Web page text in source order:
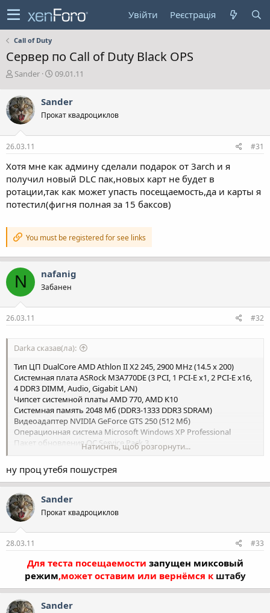
Увійти Реєстрація
Call of Duty
Cервер по Call of Duty Black OPS
А
т
о
р
т
е
м
Sander
Д
а
с
в
е
н
н
я
09.01.11
Sander
Прокат квадроциклов
26.03.11 #31
Хотя мне как админу сделали подарок от 3arch и я
получил новый DLC пак,новых карт не будет в
ротации,так как может упасть посещаемость,да и карты я
потестил(фигня полная за 15 баксов)
You must be registered for see links
N nafanig
Забанен
26.03.11 #32
Darka сказав(ла):
Тип ЦП DualCore AMD Athlon II X2 245, 2900 MHz (14.5 x 200)
Системная плата ASRock M3A770DE (3 PCI, 1 PCI-E x1, 2 PCI-E x16,
4 DDR3 DIMM, Audio, Gigabit LAN)
Чипсет системной платы AMD 770, AMD K10
Системная память 2048 Мб (DDR3-1333 DDR3 SDRAM)
Видеоадаптер NVIDIA GeForce GTS 250 (512 Мб)
Операционная система Microsoft Windows XP Professional
Пакет обновления ОС Service Pack 3
EVEREST v5.30.1913 Beta/ru
Натисніть, щоб розгорнути...
ну проц утебя пошустрея
Sander
Прокат квадроциклов
28.03.11 #33
Для теста посещаемости запущен миксовый
режим,может оставим или вернёмся к штабу
Sander